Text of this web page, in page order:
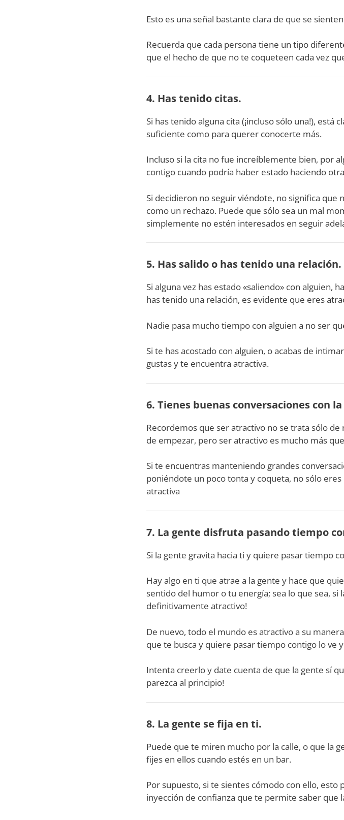
Esto es una señal bastante clara de que se
Recuerda que cada persona tiene un tipo
que el hecho de que no te coqueteen cada vez
4. Has tenido citas.
Si has tenido alguna cita (¡incluso sólo una!),
suficiente como para querer conocerte más.
Incluso si la cita no fue increíblemente bien, por
contigo cuando podría haber estado haciendo
Si decidieron no seguir viéndote, no significa
como un rechazo. Puede que sólo sea un mal
simplemente no estén interesados en seguir
5. Has salido o has tenido una relación.
Si alguna vez has estado «saliendo» con alguien,
has tenido una relación, es evidente que eres
Nadie pasa mucho tiempo con alguien a no ser
Si te has acostado con alguien, o acabas de
gustas y te encuentra atractiva.
6. Tienes buenas conversaciones con
Recordemos que ser atractivo no se trata sólo
de empezar, pero ser atractivo es mucho más
Si te encuentras manteniendo grandes
poniéndote un poco tonta y coqueta, no sólo
atractiva
7. La gente disfruta pasando tiempo
Si la gente gravita hacia ti y quiere pasar tiempo
Hay algo en ti que atrae a la gente y hace que
sentido del humor o tu energía; sea lo que sea,
definitivamente atractivo!
De nuevo, todo el mundo es atractivo a su
que te busca y quiere pasar tiempo contigo lo ve
Intenta creerlo y date cuenta de que la gente sí
parezca al principio!
8. La gente se fija en ti.
Puede que te miren mucho por la calle, o que la
fijes en ellos cuando estés en un bar.
Por supuesto, si te sientes cómodo con ello, esto
inyección de confianza que te permite saber que